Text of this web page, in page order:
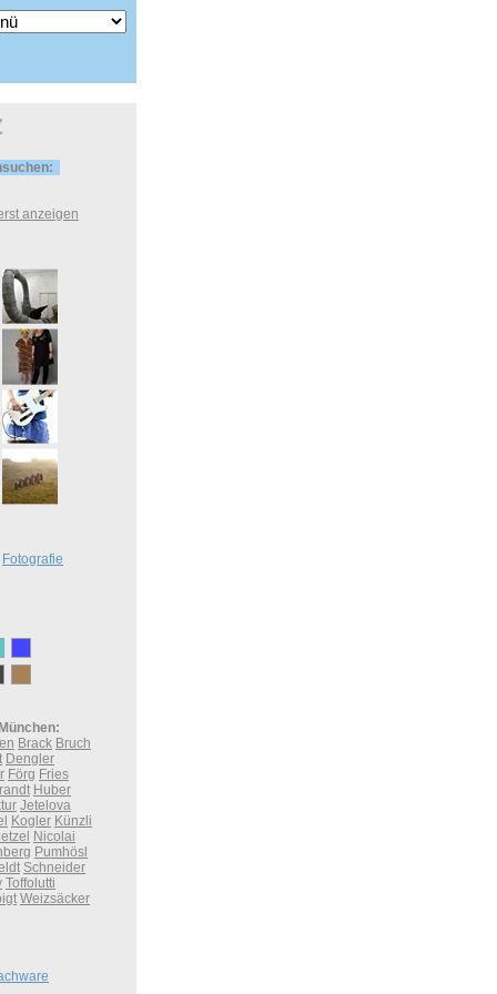
anzeigen
Fotografie
Brack Bruch
Dengler
Förg Fries
Huber
Jetelova
Kogler Künzli
Nicolai
Pumhösl
Schneider
Toffolutti
Weizsäcker